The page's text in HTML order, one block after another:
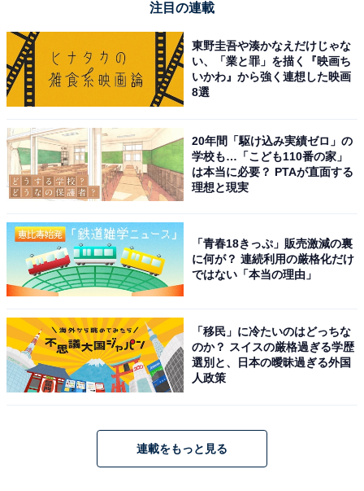
富んだヒールパスが、チームの決勝点につながったの
だ。アシストはつかなかったものの、目に見える結果を
残した。
スペイン1部リーグ初挑戦となった昨シーズンは、出場3
目、出場10試合目だった。アシスト相当のプレーは昨シ
ーズンより遅れたものの、初得点は昨シーズンを上回る
可能性を残している。
ロッパリーグ（EL）に出場する。チームは10月下旬から
リーグ戦とELを並行して戦っていく。
スケジュールが過密になれば、控えの立場の選手にも出
場のチャンスが巡ってくる。試合ごとにスタメンを入れ
替える「ターンオーバー」と呼ばれる選手起用法を、エ
メリ監督が採用するかもしれない。
うジェラール・モレノが、10月中旬にケガを負ってしま
った。同18日のリーグ戦から戦列を離れており、およそ
注目の連載
東野圭吾や湊かなえだけじゃな
い、「業と罪」を描く『映画ち
いかわ』から強く連想した映画
8選
20年間「駆け込み実績ゼロ」の
学校も…「こども110番の家」
は本当に必要？ PTAが直面する
理想と現実
「青春18きっぷ」販売激減の裏
に何が？ 連続利用の厳格化だけ
ではない「本当の理由」
「移民」に冷たいのはどっちな
のか？ スイスの厳格過ぎる学歴
選別と、日本の曖昧過ぎる外国
人政策
連載をもっと見る